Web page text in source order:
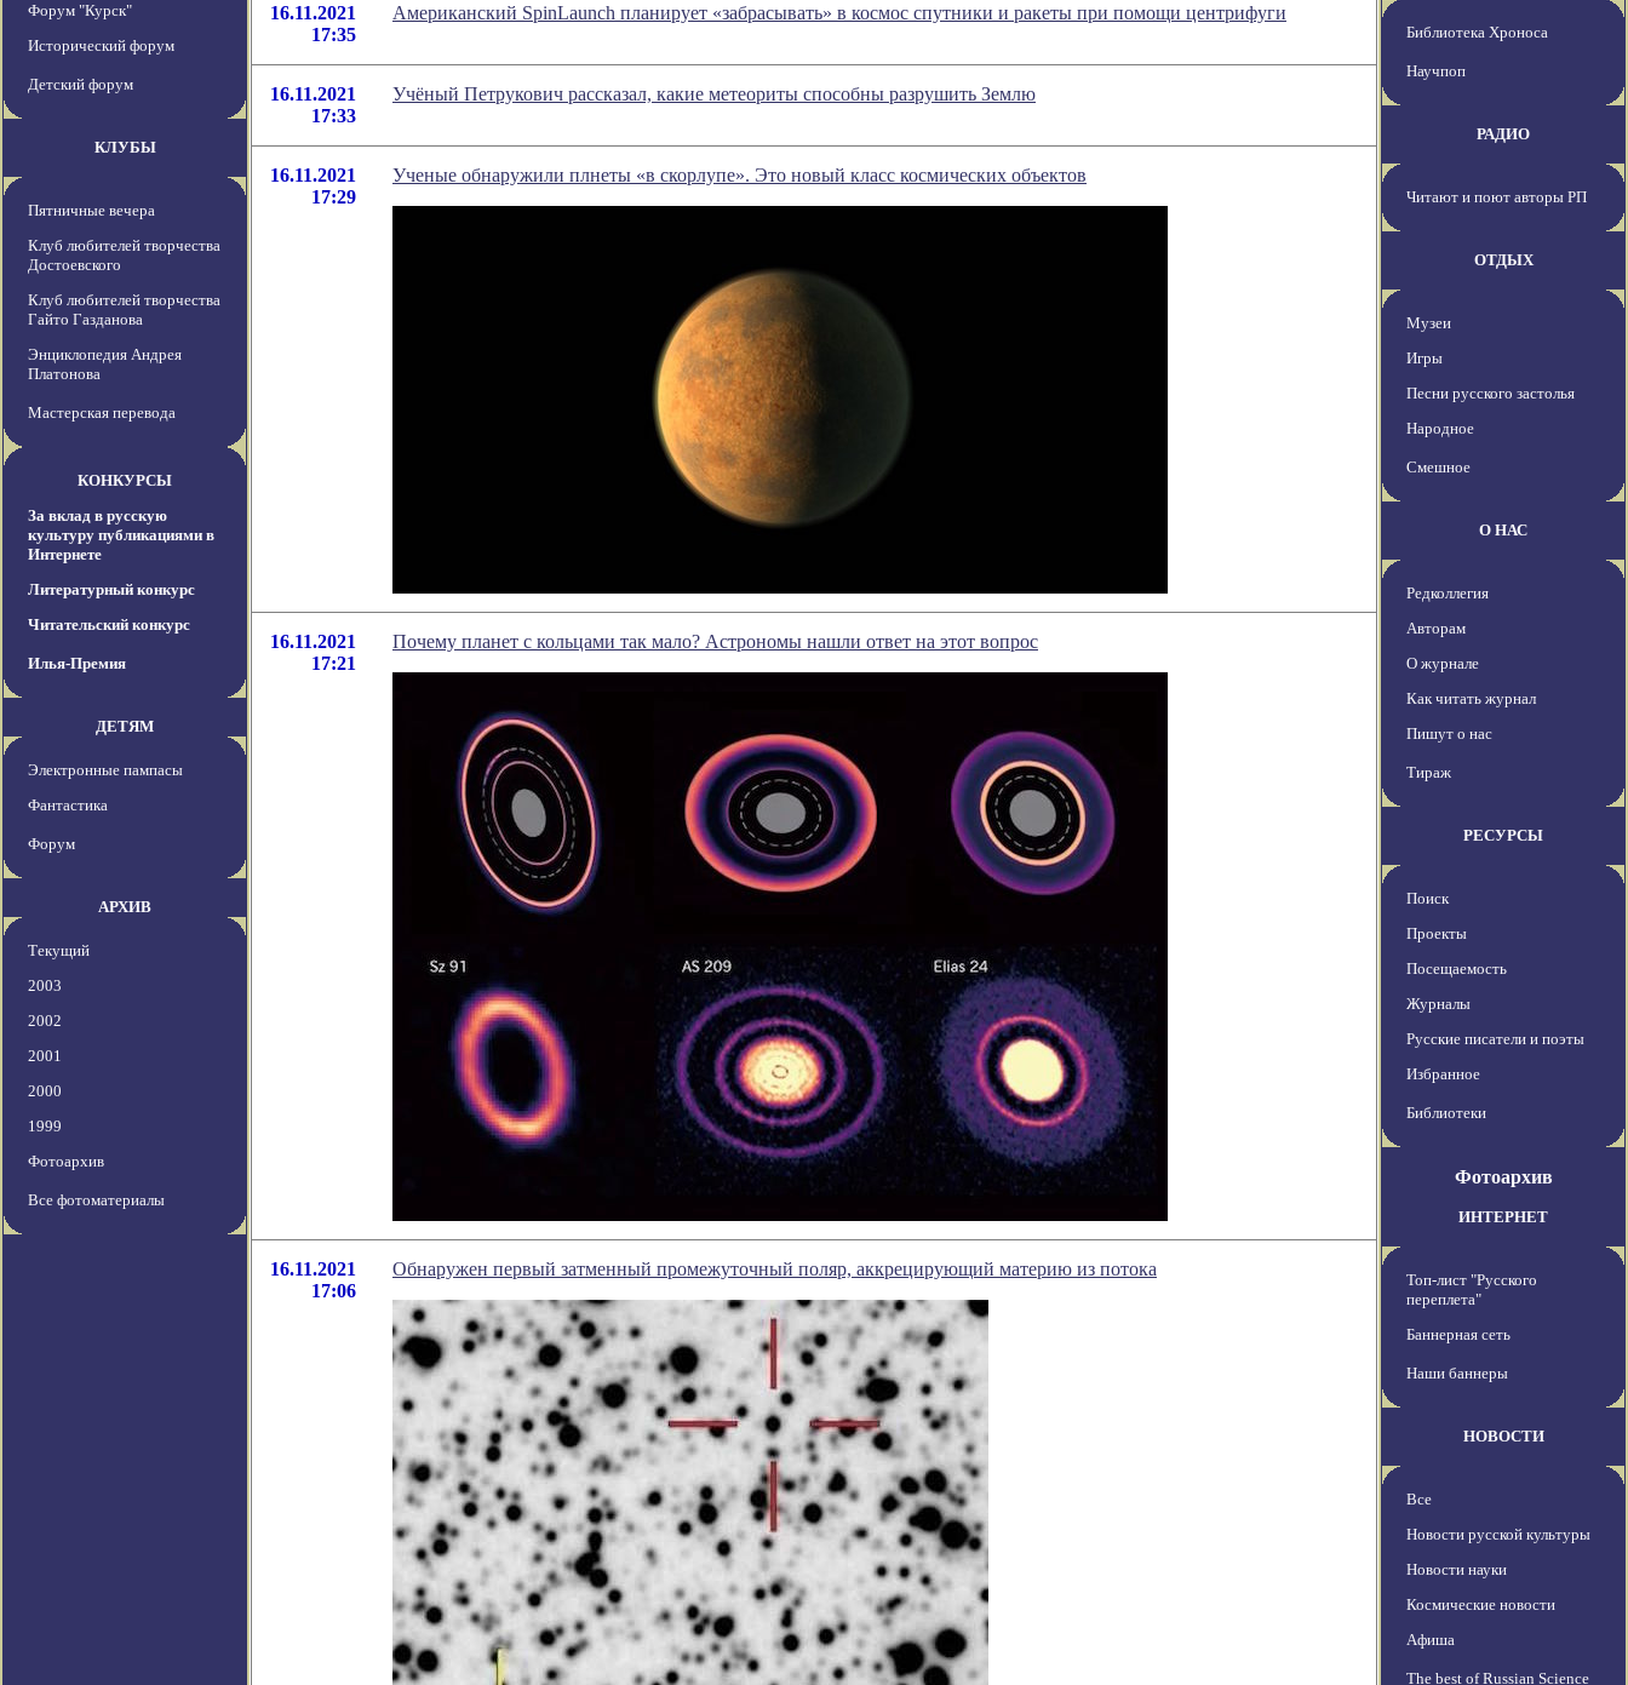
Форум "Курск"
Исторический форум
Детский форум
КЛУБЫ
Пятничные вечера
Клуб любителей творчества
Достоевского
Клуб любителей творчества
Гайто Газданова
Энциклопедия Андрея
Платонова
Мастерская перевода
КОНКУРСЫ
За вклад в русскую
культуру публикациями в
Интернете
Литературный конкурс
Читательский конкурс
Илья-Премия
ДЕТЯМ
Электронные пампасы
Фантастика
Форум
АРХИВ
Текущий
2003
2002
2001
2000
1999
Фотоархив
Все фотоматериалы
16.11.2021
17:35
Американский SpinLaunch планирует «забрасывать» в космос спутники и ракеты при помощи центрифуги
16.11.2021
17:33
Учёный Петрукович рассказал, какие метеориты способны разрушить Землю
16.11.2021
17:29
Ученые обнаружили плнеты «в скорлупе». Это новый класс космических объектов
16.11.2021
17:21
Почему планет с кольцами так мало? Астрономы нашли ответ на этот вопрос
16.11.2021
17:06
Обнаружен первый затменный промежуточный поляр, аккрецирующий материю из потока
Библиотека Хроноса
Научпоп
РАДИО
Читают и поют авторы РП
ОТДЫХ
Музеи
Игры
Песни русского застолья
Народное
Смешное
О НАС
Редколлегия
Авторам
О журнале
Как читать журнал
Пишут о нас
Тираж
РЕСУРСЫ
Поиск
Проекты
Посещаемость
Журналы
Русские писатели и поэты
Избранное
Библиотеки
Фотоархив
ИНТЕРНЕТ
Топ-лист "Русского
переплета"
Баннерная сеть
Наши баннеры
НОВОСТИ
Все
Новости русской культуры
Новости науки
Космические новости
Афиша
The best of Russian Science